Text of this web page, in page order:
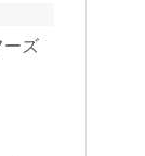
ーズ